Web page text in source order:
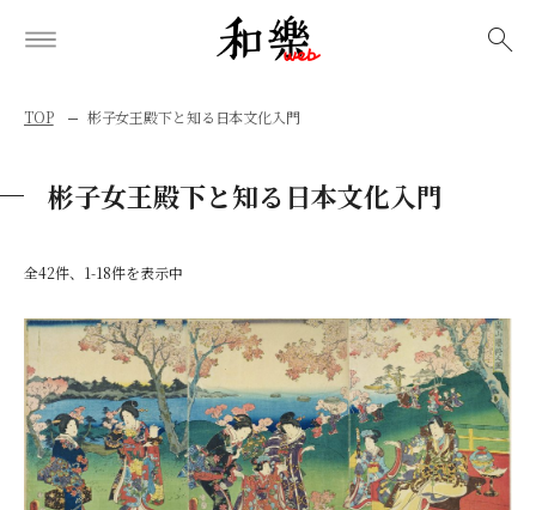
TOP 彬子女王殿下と知る日本文化入門
彬子女王殿下と知る日本文化入門
全42件、1-18件を表示中